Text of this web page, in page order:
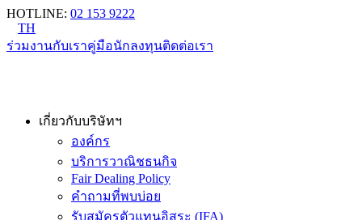
HOTLINE: 02 153 9222
TH
ร่วมงานกับเราคู่มือนักลงทุนติดต่อเรา
เกี่ยวกับบริษัทฯ
องค์กร
บริการวาณิชธนกิจ
Fair Dealing Policy
คำถามที่พบบ่อย
รับสมัครตัวแทนอิสระ (IFA)